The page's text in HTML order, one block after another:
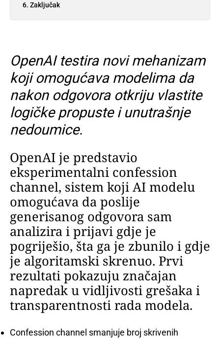
Zaključak
OpenAI testira novi mehanizam
koji omogućava modelima da
nakon odgovora otkriju vlastite
logičke propuste i unutrašnje
nedoumice.
OpenAI je predstavio
eksperimentalni confession
channel, sistem koji AI modelu
omogućava da poslije
generisanog odgovora sam
analizira i prijavi gdje je
pogriješio, šta ga je zbunilo i gdje
je algoritamski skrenuo. Prvi
rezultati pokazuju značajan
napredak u vidljivosti grešaka i
transparentnosti rada modela.
Confession channel smanjuje broj skrivenih